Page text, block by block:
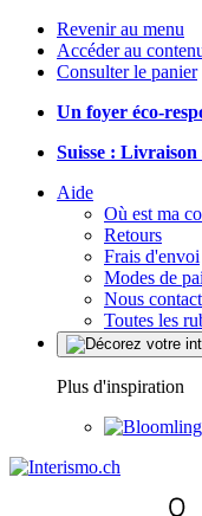
Revenir au menu
Accéder au
Consulter le panier
Un foyer éco-
Suisse :
Aide
Où est ma
Retours
Frais d'envoi
Modes de
Nous
Toutes les
Plus d'inspiration